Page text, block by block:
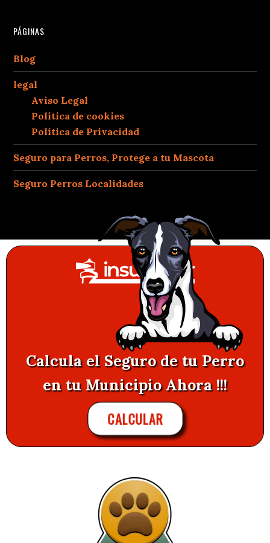
PÁGINAS
Blog
legal
Aviso Legal
Política de cookies
Política de Privacidad
Seguro para Perros, Protege a tu Mascota
Seguro Perros Localidades
Calcula el Seguro de tu Perro
en tu Municipio Ahora !!!
CALCULAR